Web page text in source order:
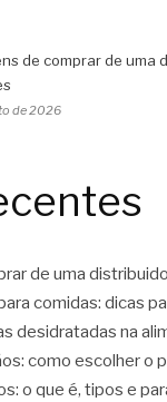
de comprar de uma
de 2026
de uma
comidas: dicas
desidratadas na
como escolher o
o que é, tipos e